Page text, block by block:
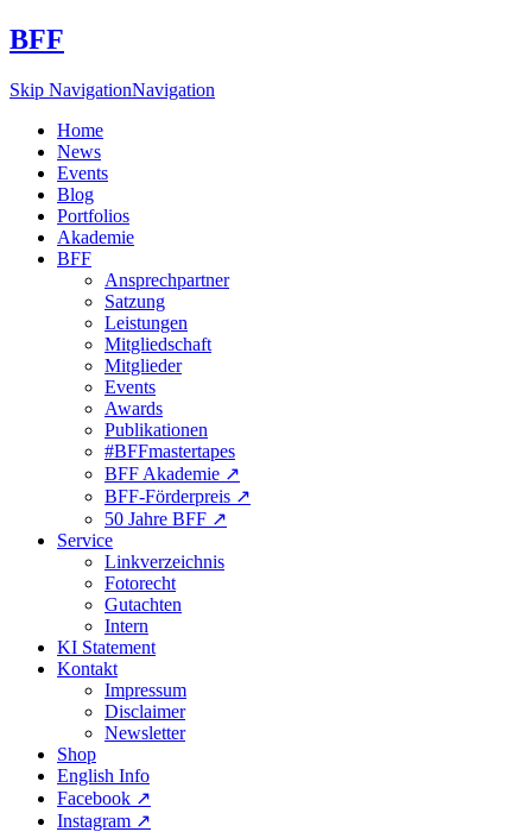
BFF
Skip NavigationNavigation
Home
News
Events
Blog
Portfolios
Akademie
BFF
Ansprechpartner
Satzung
Leistungen
Mitgliedschaft
Mitglieder
Events
Awards
Publikationen
#BFFmastertapes
BFF Akademie ↗︎
BFF-Förderpreis ↗︎
50 Jahre BFF ↗︎
Service
Linkverzeichnis
Fotorecht
Gutachten
Intern
KI Statement
Kontakt
Impressum
Disclaimer
Newsletter
Shop
English Info
Facebook ↗︎
Instagram ↗︎